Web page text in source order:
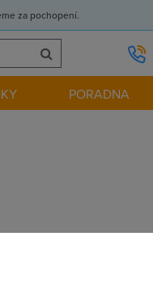
za pochopení.
PORADNA